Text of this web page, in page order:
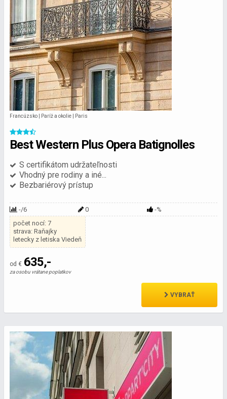
Francúzsko | Paríž a okolie | Paris
Best Western Plus Opera Batignolles
S certifikátom udržateľnosti
Vhodný pre rodiny a iné...
Bezbariérový prístup
-/6 0
-%
počet nocí: 7
strava: Raňajky
letecky z letiska Viedeň
od € 635,-
za osobu vrátane poplatkov
VYBRAŤ